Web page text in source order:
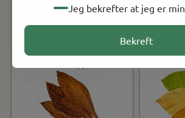
Jeg bekrefter at jeg er
Bekreft